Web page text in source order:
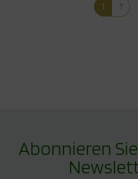
1
Abonnieren